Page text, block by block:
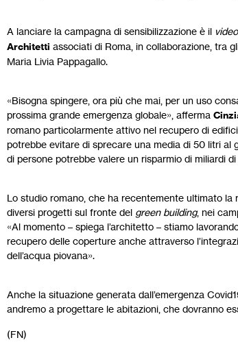
A lanciare la campagna di sensibilizzazione è il
Architetti associati di Roma, in collaborazione, tra
Maria Livia Pappagallo.
«Bisogna spingere, ora più che mai, per un uso
prossima grande emergenza globale», afferma
romano particolarmente attivo nel recupero di
potrebbe evitare di sprecare una media di 50 litri
di persone potrebbe valere un risparmio di miliardi di
Lo studio romano, che ha recentemente ultimato
diversi progetti sul fronte del green building, nei
«Al momento – spiega l’architetto – stiamo
recupero delle coperture anche attraverso
dell’acqua piovana».
Anche la situazione generata dall’emergenza
andremo a progettare le abitazioni, che dovranno
(FN)